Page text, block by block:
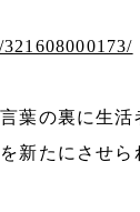
葉の裏に生
新たにさせら